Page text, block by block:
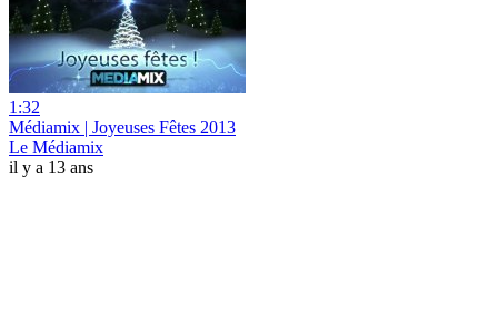
1:32
Médiamix | Joyeuses Fêtes 2013
Le Médiamix
il y a 13 ans